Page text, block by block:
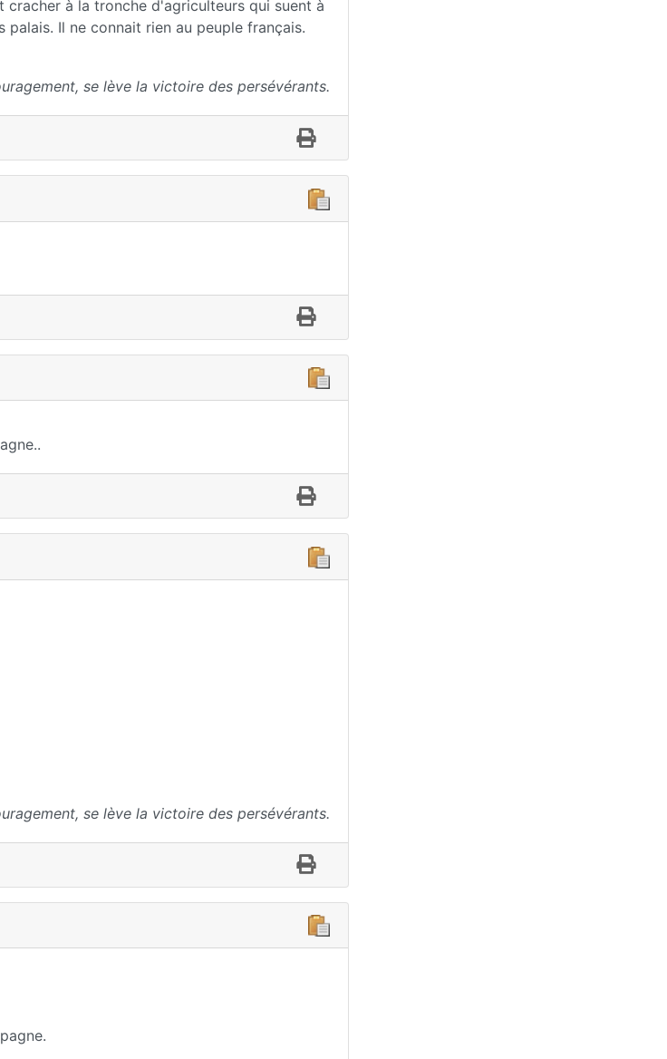
cracher à la tronche d'agriculteurs qui suent à
Il ne connait rien au peuple français.
se lève la victoire des persévérants.
se lève la victoire des persévérants.